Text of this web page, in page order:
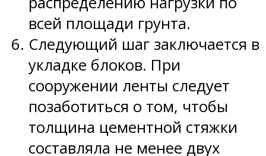
всей площади грунта.
Следующий шаг заключается в
укладке блоков. При
сооружении ленты следует
позаботиться о том, чтобы
толщина цементной стяжки
составляла не менее двух